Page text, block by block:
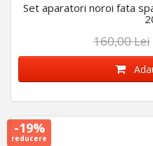
Set aparatori noroi fata
160,00 Lei
-19%
reducere